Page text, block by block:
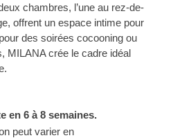
chambres, l’une au rez-de-
offrent un espace intime pour
des soirées cocooning ou
MILANA crée le cadre idéal
en 6 à 8 semaines.
peut varier en